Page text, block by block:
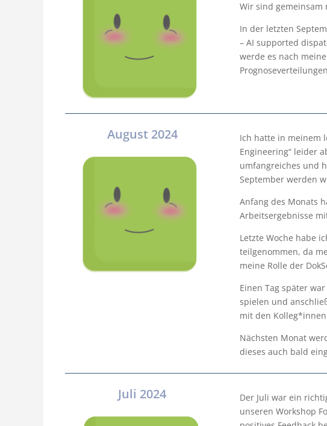
Wir sind gemeinsam
In der letzten
– AI supported
werde es nach
August 2024
Ich hatte in meinem
Engineering“ leider
umfangreiches und
September werden
Anfang des Monats
Arbeitsergebnisse
Letzte Woche habe
teilgenommen, da
meine Rolle der
Einen Tag später
spielen und
mit den
Nächsten Monat
dieses auch bald
Juli 2024
Der Juli war ein
unseren Workshop